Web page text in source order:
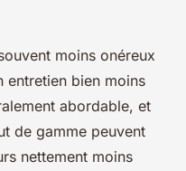
moins onéreux
entretien bien moins
abordable, et
de gamme peuvent
nettement moins